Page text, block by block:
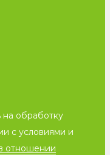
на обработку
с условиями и
отношении